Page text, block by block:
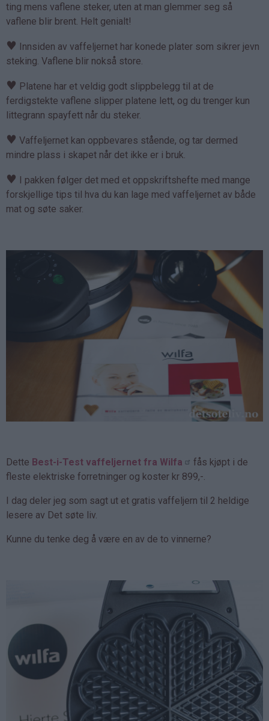
ting mens vaflene steker, uten at man glemmer seg så
vaflene blir brent. Helt genialt!
♥ Innsiden av vaffeljernet har konede plater som sikrer jevn
steking. Vaflene blir nokså store.
♥ Platene har et veldig godt slippbelegg til at de
ferdigstekte vaflene slipper platene lett, og du trenger kun
littegrann spayfett når du steker.
♥ Vaffeljernet kan oppbevares stående, og tar dermed
mindre plass i skapet når det ikke er i bruk.
♥ I pakken følger det med et oppskriftshefte med mange
forskjellige tips til hva du kan lage med vaffeljernet av både
mat og søte saker.
Dette Best-i-Test vaffeljernet fra Wilfa
fås kjøpt i de
fleste elektriske forretninger og koster kr 899,-.
I dag deler jeg som sagt ut et gratis vaffeljern til 2 heldige
lesere av Det søte liv.
Kunne du tenke deg å være en av de to vinnerne?